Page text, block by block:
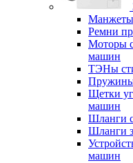
Ремни
Моторы
машин
ТЭНы
Пружины
Щетки
машин
Шланги
Шланги
машин